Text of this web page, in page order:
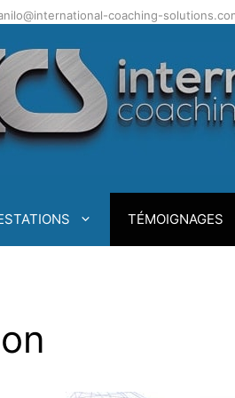
coaching-
TÉMOIGNAGES